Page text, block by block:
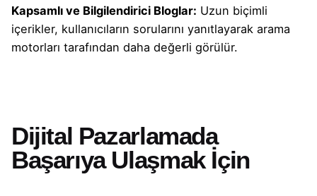
Kapsamlı ve Bilgilendirici Bloglar: Uzun biçimli
içerikler, kullanıcıların sorularını yanıtlayarak arama
motorları tarafından daha değerli görülür.
Dijital Pazarlamada
Başarıya Ulaşmak İçin